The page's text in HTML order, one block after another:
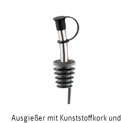
Ausgießer mit Kunststoffkork und